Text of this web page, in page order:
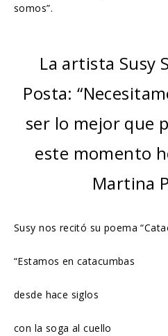
somos”.
La artista Susy
Posta:
ser lo mejor que
este momento
Martina
Susy nos recitó su poema
“Estamos en catacumbas
desde hace siglos
con la soga al cuello